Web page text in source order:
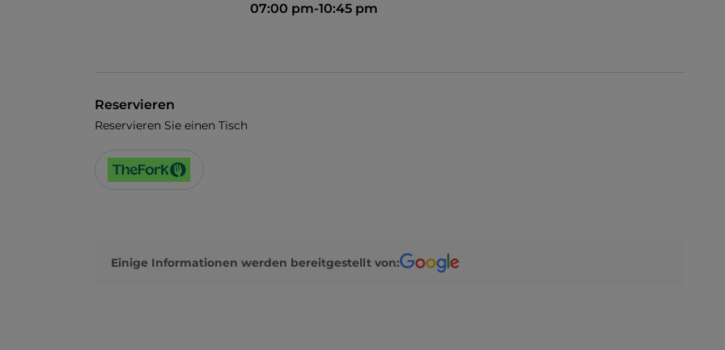
07:00 pm-10:45 pm
Reservieren
Reservieren Sie einen Tisch
Einige Informationen werden bereitgestellt von: